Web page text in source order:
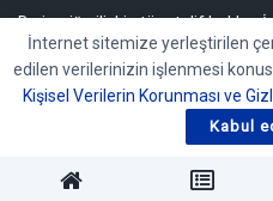
Bu içeriğe ilişkin tüm telif hakları
aittir. Bu içerik, açık iznimiz
herhangi bir amaçla, kısmen
dağıtılamaz, yayımlanamaz
İnternet sitemize yerleştirilen
edilen verilerinizin işlenmesi
Kişisel Verilerin Korunması ve
Kabul